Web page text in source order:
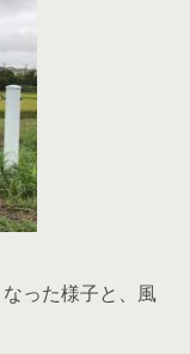
った様子と、風